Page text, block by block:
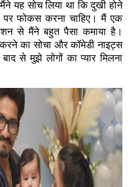
यह सोच लिया था कि दुखी होने
फोकस करना चाहिए। मैं एक
से मैंने बहुत पैसा कमाया है।
का सोचा और कॉमेडी नाइट्स
से मुझे लोगों का प्यार मिलना